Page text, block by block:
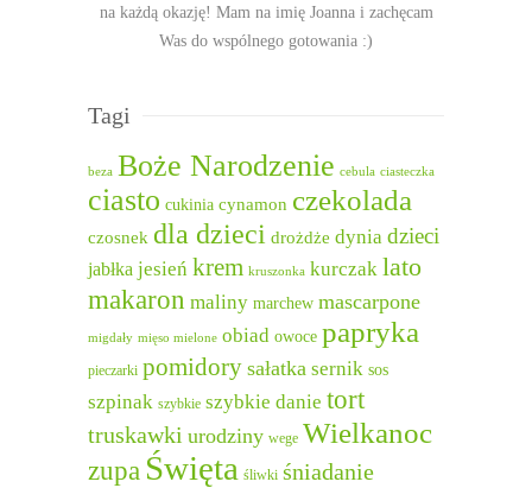
na każdą okazję! Mam na imię Joanna i zachęcam
Was do wspólnego gotowania :)
Tagi
beza Boże Narodzenie cebula ciasteczka
ciasto cukinia cynamon czekolada
czosnek dla dzieci drożdże dynia dzieci
jabłka jesień krem kruszonka kurczak lato
makaron maliny marchew mascarpone
migdały mięso mielone obiad owoce papryka
pieczarki pomidory sałatka sernik sos
szpinak szybkie szybkie danie tort
truskawki urodziny wege Wielkanoc
zupa Święta śliwki śniadanie